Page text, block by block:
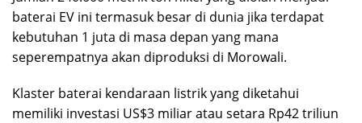
baterai EV ini termasuk besar di dunia jika terdapat
kebutuhan 1 juta di masa depan yang mana
seperempatnya akan diproduksi di Morowali.
Klaster baterai kendaraan listrik yang diketahui
memiliki investasi US$3 miliar atau setara Rp42 triliun